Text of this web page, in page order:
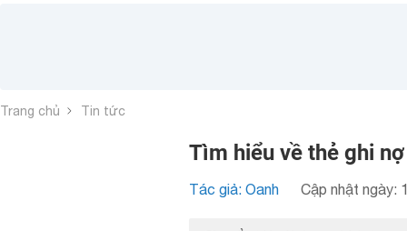
Trang chủ Tin tức
Tìm hiểu về thẻ ghi
Tác giả: Oanh Cập nhật ngày: